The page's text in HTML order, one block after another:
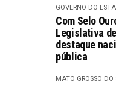
GOVERNO DO
Com Selo
Legislativa
destaque
pública
MATO GROSSO DO